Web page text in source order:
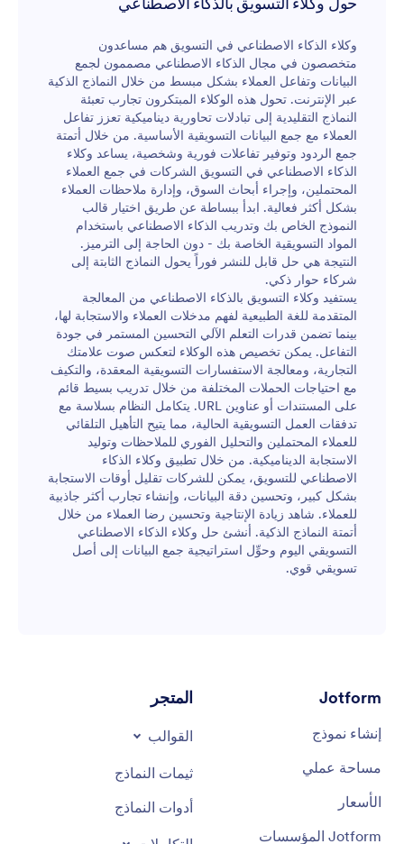
وكلاء الذكاء الاصطناعي في التسويق هم مساعدون
متخصصون في مجال الذكاء الاصطناعي مصممون لجمع
البيانات وتفاعل العملاء بشكل مبسط من خلال النماذج الذكية
عبر الإنترنت. تحول هذه الوكلاء المبتكرون تجارب تعبئة
النماذج التقليدية إلى تبادلات تحاورية ديناميكية تعزز تفاعل
العملاء مع جمع البيانات التسويقية الأساسية. من خلال أتمتة
جمع الردود وتوفير تفاعلات فورية وشخصية، يساعد وكلاء
الذكاء الاصطناعي في التسويق الشركات في جمع العملاء
المحتملين، وإجراء أبحاث السوق، وإدارة ملاحظات العملاء
بشكل أكثر فعالية. ابدأ ببساطة عن طريق اختيار قالب
النموذج الخاص بك وتدريب الذكاء الاصطناعي باستخدام
المواد التسويقية الخاصة بك - دون الحاجة إلى الترميز.
النتيجة هي حل قابل للنشر فوراً يحول النماذج الثابتة إلى
شركاء حوار ذكي.
يستفيد وكلاء التسويق بالذكاء الاصطناعي من المعالجة
المتقدمة للغة الطبيعية لفهم مدخلات العملاء والاستجابة لها،
بينما تضمن قدرات التعلم الآلي التحسين المستمر في جودة
التفاعل. يمكن تخصيص هذه الوكلاء لتعكس صوت علامتك
التجارية، ومعالجة الاستفسارات التسويقية المعقدة، والتكيف
مع احتياجات الحملات المختلفة من خلال تدريب بسيط قائم
على المستندات أو عناوين URL. يتكامل النظام بسلاسة مع
تدفقات العمل التسويقية الحالية، مما يتيح التأهيل التلقائي
للعملاء المحتملين والتحليل الفوري للملاحظات وتوليد
الاستجابة الديناميكية. من خلال تطبيق وكلاء الذكاء
الاصطناعي للتسويق، يمكن للشركات تقليل أوقات الاستجابة
بشكل كبير، وتحسين دقة البيانات، وإنشاء تجارب أكثر جاذبية
للعملاء. شاهد زيادة الإنتاجية وتحسين رضا العملاء من خلال
أتمتة النماذج الذكية. أنشئ حل وكلاء الذكاء الاصطناعي
التسويقي اليوم وحوِّل استراتيجية جمع البيانات إلى أصل
تسويقي قوي.
Jotform
إنشاء نموذج
مساحة عملي
الأسعار
Jotform المؤسسات
المتجر
القوالب
ثيمات النماذج
أدوات النماذج